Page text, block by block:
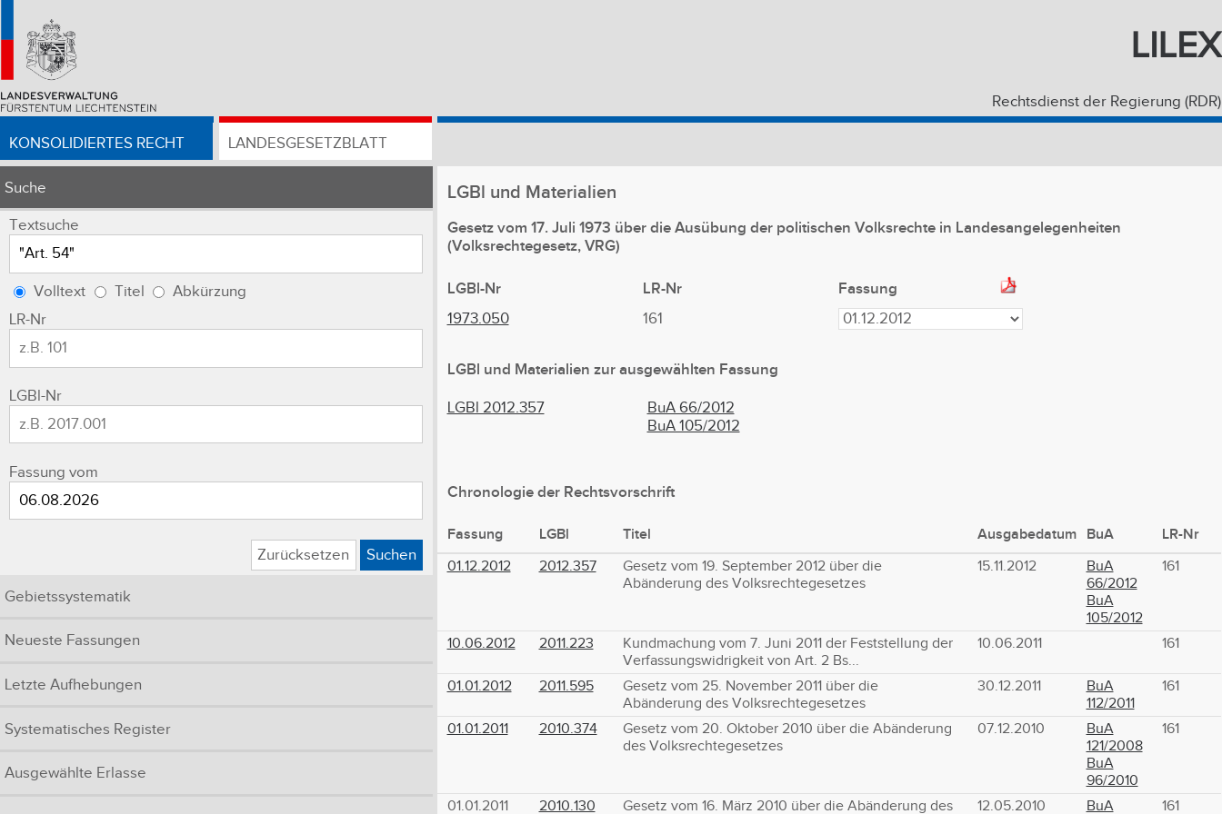
LILEX
Rechtsdienst der Regierung (RDR)
KONSOLIDIERTES RECHT LANDESGESETZBLATT
Suche
Textsuche
Volltext Titel
Abkürzung
LR-Nr
LGBl-Nr
Fassung vom
Zurücksetzen Suchen
Gebietssystematik
Neueste Fassungen
Letzte Aufhebungen
Systematisches Register
Ausgewählte Erlasse
LGBl und Materialien
Gesetz vom 17. Juli 1973 über die Ausübung der politischen Volksrechte in Landesangelegenheiten
(Volksrechtegesetz, VRG)
LGBl-Nr LR-Nr
Fassung
1973.050
161
LGBl und Materialien zur ausgewählten Fassung
LGBl 2012.357
BuA 66/2012
BuA 105/2012
Chronologie der Rechtsvorschrift
Fassung LGBl Titel Ausgabedatum BuA
LR-Nr
01.12.2012
2012.357
Gesetz vom 19. September 2012 über die
Abänderung des Volksrechtegesetzes
15.11.2012
BuA
66/2012
BuA
105/2012
161
10.06.2012 2011.223
Kundmachung vom 7. Juni 2011 der Feststellung der
Verfassungswidrigkeit von Art. 2 Bs...
10.06.2011 161
01.01.2012 2011.595
Gesetz vom 25. November 2011 über die
Abänderung des Volksrechtegesetzes
30.12.2011
BuA
112/2011
161
01.01.2011 2010.374
Gesetz vom 20. Oktober 2010 über die Abänderung
des Volksrechtegesetzes
07.12.2010
BuA
121/2008
BuA
96/2010
161
01.01.2011 2010.130 Gesetz vom 16. März 2010 über die Abänderung des 12.05.2010 BuA 161